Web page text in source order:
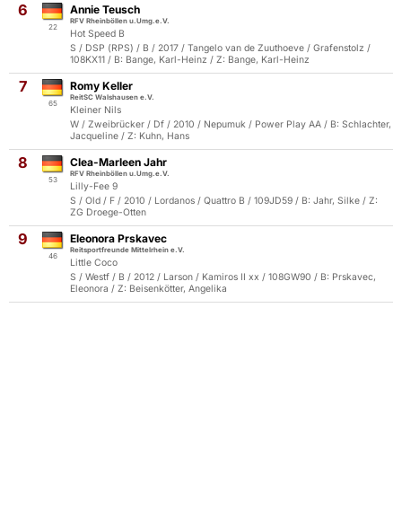
6
22
Annie Teusch
RFV Rheinböllen u.Umg.e.V.
Hot Speed B
S / DSP (RPS) / B / 2017 / Tangelo van de Zuuthoeve / Grafenstolz /
108KX11 / B: Bange, Karl-Heinz / Z: Bange, Karl-Heinz
7
65
Romy Keller
ReitSC Walshausen e.V.
Kleiner Nils
W / Zweibrücker / Df / 2010 / Nepumuk / Power Play AA / B: Schlachter,
Jacqueline / Z: Kuhn, Hans
8
53
Clea-Marleen Jahr
RFV Rheinböllen u.Umg.e.V.
Lilly-Fee 9
S / Old / F / 2010 / Lordanos / Quattro B / 109JD59 / B: Jahr, Silke / Z:
ZG Droege-Otten
9
46
Eleonora Prskavec
Reitsportfreunde Mittelrhein e.V.
Little Coco
S / Westf / B / 2012 / Larson / Kamiros II xx / 108GW90 / B: Prskavec,
Eleonora / Z: Beisenkötter, Angelika